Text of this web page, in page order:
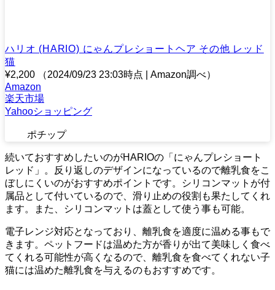
ハリオ (HARIO) にゃんプレショートヘア その他 レッド
猫
¥2,200
（2024/09/23 23:03時点 | Amazon調べ）
Amazon
楽天市場
Yahooショッピング
ポチップ
続いておすすめしたいのがHARIOの「にゃんプレショート
レッド」。反り返しのデザインになっているので離乳食をこ
ぼしにくいのがおすすめポイントです。シリコンマットが付
属品として付いているので、滑り止めの役割も果たしてくれ
ます。また、シリコンマットは蓋として使う事も可能。
電子レンジ対応となっており、離乳食を適度に温める事もで
きます。ペットフードは温めた方が香りが出て美味しく食べ
てくれる可能性が高くなるので、離乳食を食べてくれない子
猫には温めた離乳食を与えるのもおすすめです。